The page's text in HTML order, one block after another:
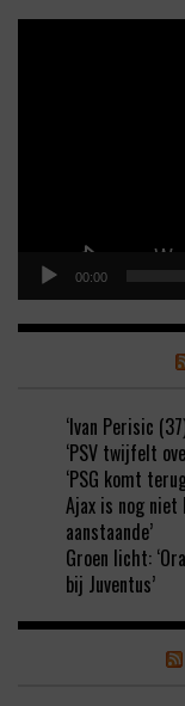
00:00
‘Ivan Perisic
‘PSV twijfelt
‘PSG komt
Ajax is nog niet
aanstaande’
Groen licht:
bij Juventus’